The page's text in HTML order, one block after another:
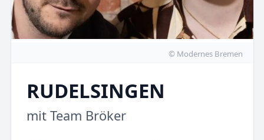
© Modernes Bremen
RUDELSINGEN
mit Team Bröker